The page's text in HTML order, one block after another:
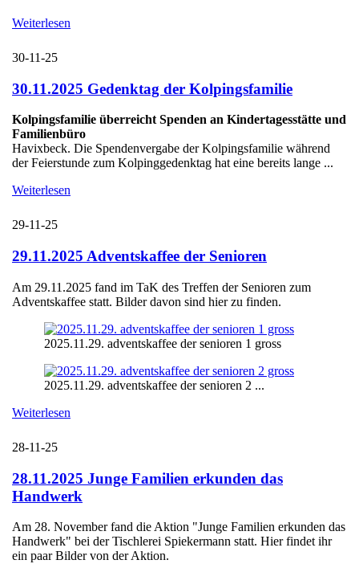
Weiterlesen
30-11-25
30.11.2025 Gedenktag der Kolpingsfamilie
Kolpingsfamilie überreicht Spenden an Kindertagesstätte und
Familienbüro
Havixbeck. Die Spendenvergabe der Kolpingsfamilie während
der Feierstunde zum Kolpinggedenktag hat eine bereits lange ...
Weiterlesen
29-11-25
29.11.2025 Adventskaffee der Senioren
Am 29.11.2025 fand im TaK des Treffen der Senioren zum
Adventskaffee statt. Bilder davon sind hier zu finden.
2025.11.29. adventskaffee der senioren 1 gross
2025.11.29. adventskaffee der senioren 2 ...
Weiterlesen
28-11-25
28.11.2025 Junge Familien erkunden das
Handwerk
Am 28. November fand die Aktion "Junge Familien erkunden das
Handwerk" bei der Tischlerei Spiekermann statt. Hier findet ihr
ein paar Bilder von der Aktion.